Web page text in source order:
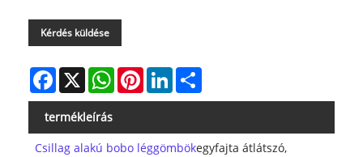
Kérdés küldése
Facebook
X WhatsAppPinterestLinkedIn
termékleírás
Csillag alakú bobo léggömbökegyfajta átlátszó,